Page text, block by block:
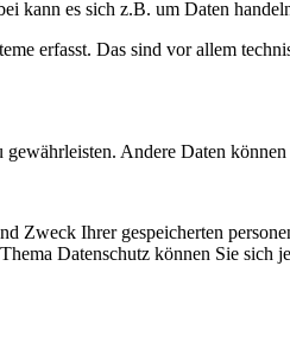
kann es sich z.B. um Daten
erfasst. Das sind vor allem
Andere Daten
Zweck Ihrer gespeicherten
Datenschutz können Sie sich